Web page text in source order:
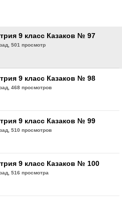
9 класс Казаков № 97
501 просмотр
9 класс Казаков № 98
468 просмотров
9 класс Казаков № 99
510 просмотров
9 класс Казаков № 100
516 просмотра